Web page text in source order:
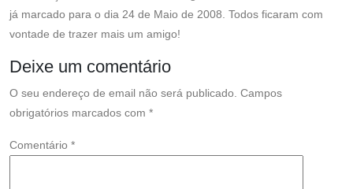
já marcado para o dia 24 de Maio de 2008. Todos ficaram com
vontade de trazer mais um amigo!
Deixe um comentário
O seu endereço de email não será publicado. Campos
obrigatórios marcados com *
Comentário *